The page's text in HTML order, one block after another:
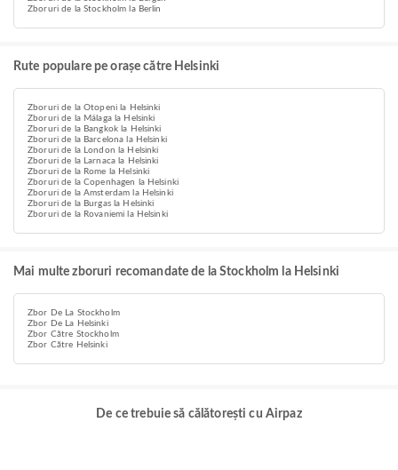
Zboruri de la Stockholm la Berlin
Rute populare pe orașe către Helsinki
Zboruri de la Otopeni la Helsinki
Zboruri de la Málaga la Helsinki
Zboruri de la Bangkok la Helsinki
Zboruri de la Barcelona la Helsinki
Zboruri de la London la Helsinki
Zboruri de la Larnaca la Helsinki
Zboruri de la Rome la Helsinki
Zboruri de la Copenhagen la Helsinki
Zboruri de la Amsterdam la Helsinki
Zboruri de la Burgas la Helsinki
Zboruri de la Rovaniemi la Helsinki
Mai multe zboruri recomandate de la Stockholm la Helsinki
Zbor De La Stockholm
Zbor De La Helsinki
Zbor Către Stockholm
Zbor Către Helsinki
De ce trebuie să călătorești cu Airpaz